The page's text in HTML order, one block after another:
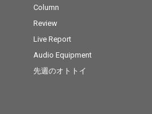
Column
Review
Live Report
Audio Equipment
先週のオトトイ